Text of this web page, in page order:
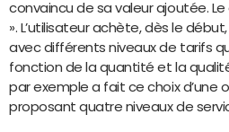
convaincu de sa valeur ajoutée.
». L’utilisateur achète, dès le
avec différents niveaux de tarifs
fonction de la quantité et la
par exemple a fait ce choix d’une
proposant quatre niveaux de